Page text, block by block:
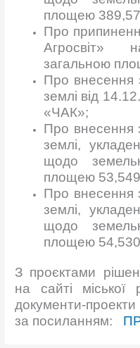
площею
Про
Агросвіт»
загальною
Про внесення
землі від
«ЧАК»;
Про внесення
землі,
щодо
площею
Про внесення
землі,
щодо
площею
З проєктами
на сайті міської
документи-
за посиланням: